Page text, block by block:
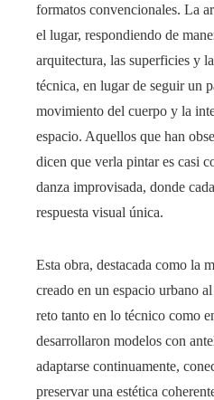
formatos convencionales. La
el lugar, respondiendo de
arquitectura, las superficies y
técnica, en lugar de seguir un
movimiento del cuerpo y la
espacio. Aquellos que han
dicen que verla pintar es casi
danza improvisada, donde
respuesta visual única.
Esta obra, destacada como la
creado en un espacio urbano
reto tanto en lo técnico como
desarrollaron modelos con
adaptarse continuamente,
preservar una estética